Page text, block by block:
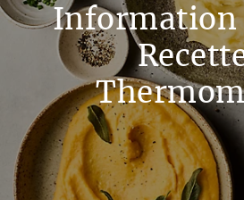
Information